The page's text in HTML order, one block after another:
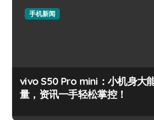
手机新闻
vivo S50 Pro mini：小机身大
量，资讯一手轻松掌控！